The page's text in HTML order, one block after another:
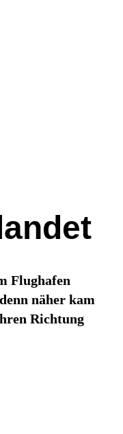
Flughafen
näher kam
Richtung